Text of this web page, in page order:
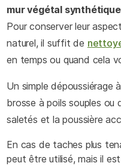
mur végétal synthétique
Pour conserver leur
naturel, il suffit de
en temps ou quand cela
Un simple dépoussiérage
brosse à poils souples ou
saletés et la poussière
En cas de taches plus
peut être utilisé, mais il